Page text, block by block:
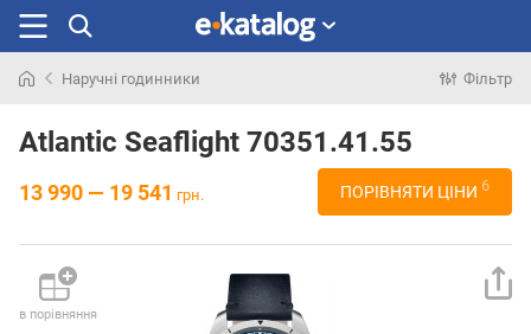
раніше
Наручні годинники Фільтр
Atlantic Seaflight 70351.41.55
13 990 — 19 541 грн. ПОРІВНЯТИ ЦІНИ 6
в порівняння